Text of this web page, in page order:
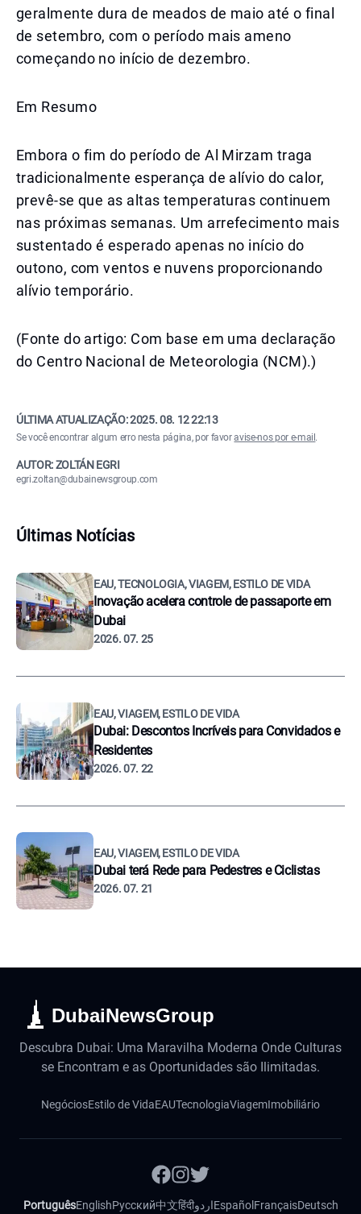
geralmente dura de meados de maio até o final
de setembro, com o período mais ameno
começando no início de dezembro.
Em Resumo
Embora o fim do período de Al Mirzam traga
tradicionalmente esperança de alívio do calor,
prevê-se que as altas temperaturas continuem
nas próximas semanas. Um arrefecimento mais
sustentado é esperado apenas no início do
outono, com ventos e nuvens proporcionando
alívio temporário.
(Fonte do artigo: Com base em uma declaração
do Centro Nacional de Meteorologia (NCM).)
ÚLTIMA ATUALIZAÇÃO:2025. 08. 12 22:13
Se você encontrar algum erro nesta página, por favoravise-nos por e-mail .
AUTOR: ZOLTÁN EGRI
egri.zoltan@dubainewsgroup.com
Últimas Notícias
EAU, TECNOLOGIA, VIAGEM, ESTILO DE VIDA
Inovação acelera controle de passaporte em
Dubai
2026. 07. 25
EAU, VIAGEM, ESTILO DE VIDA
Dubai: Descontos Incríveis para Convidados e
Residentes
2026. 07. 22
EAU, VIAGEM, ESTILO DE VIDA
Dubai terá Rede para Pedestres e Ciclistas
2026. 07. 21
DubaiNewsGroup
Descubra Dubai: Uma Maravilha Moderna Onde Culturas
se Encontram e as Oportunidades são Ilimitadas.
NegóciosEstilo de VidaEAUTecnologiaViagemImobiliário
PortuguêsEnglishРусский中文हिंदीاردوEspañol FrançaisDeutsch